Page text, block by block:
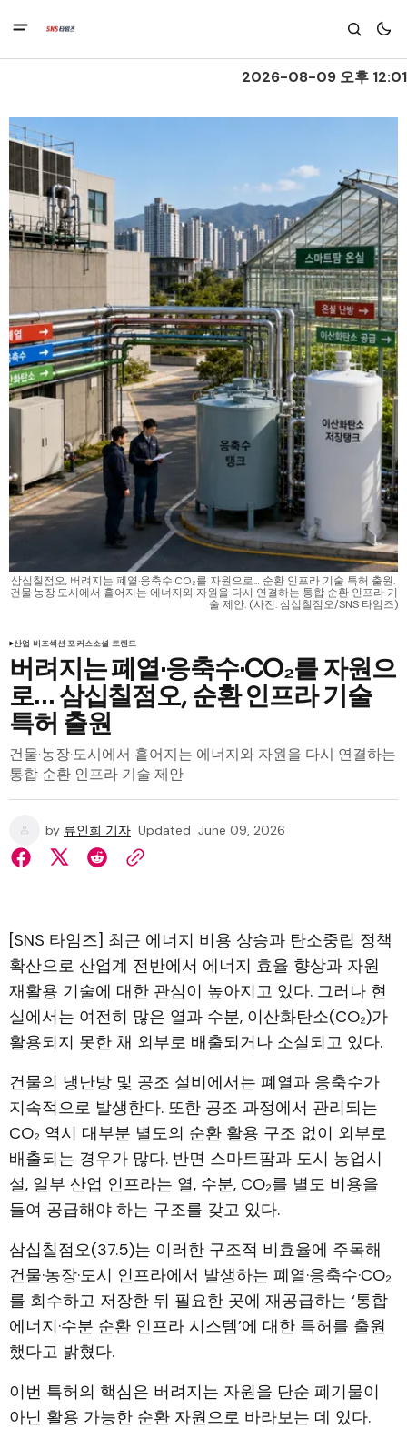
2026-08-09 오후 12:01
삼십칠점오, 버려지는 폐열·응축수·CO₂를 자원으로… 순환 인프라 기술 특허 출원.
건물·농장·도시에서 흩어지는 에너지와 자원을 다시 연결하는 통합 순환 인프라 기
술 제안. (사진: 삼십칠점오/SNS 타임즈)
산업 비즈섹션 포커스소셜 트렌드
버려지는 폐열·응축수·CO₂를 자원으
로… 삼십칠점오, 순환 인프라 기술
특허 출원
건물·농장·도시에서 흩어지는 에너지와 자원을 다시 연결하는
통합 순환 인프라 기술 제안
by 류인희 기자 Updated June 09, 2026
[SNS 타임즈] 최근 에너지 비용 상승과 탄소중립 정책
확산으로 산업계 전반에서 에너지 효율 향상과 자원
재활용 기술에 대한 관심이 높아지고 있다. 그러나 현
실에서는 여전히 많은 열과 수분, 이산화탄소(CO₂)가
활용되지 못한 채 외부로 배출되거나 소실되고 있다.
건물의 냉난방 및 공조 설비에서는 폐열과 응축수가
지속적으로 발생한다. 또한 공조 과정에서 관리되는
CO₂ 역시 대부분 별도의 순환 활용 구조 없이 외부로
배출되는 경우가 많다. 반면 스마트팜과 도시 농업시
설, 일부 산업 인프라는 열, 수분, CO₂를 별도 비용을
들여 공급해야 하는 구조를 갖고 있다.
삼십칠점오(37.5)는 이러한 구조적 비효율에 주목해
건물·농장·도시 인프라에서 발생하는 폐열·응축수·CO₂
를 회수하고 저장한 뒤 필요한 곳에 재공급하는 ‘통합
에너지·수분 순환 인프라 시스템’에 대한 특허를 출원
했다고 밝혔다.
이번 특허의 핵심은 버려지는 자원을 단순 폐기물이
아닌 활용 가능한 순환 자원으로 바라보는 데 있다.